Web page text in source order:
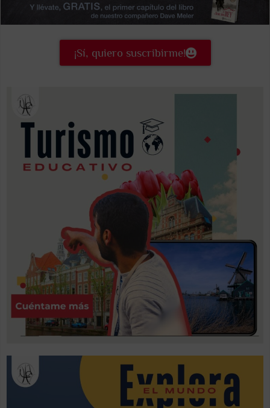
¡Sí, quiero suscribirme!